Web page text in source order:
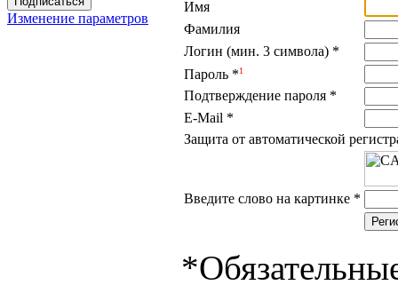
Изменение параметров
Имя
Фамилия
Логин (мин. 3 символа) *
Пароль *1
Подтверждение пароля *
E-Mail *
Защита от автоматической
Введите слово на картинке *
*